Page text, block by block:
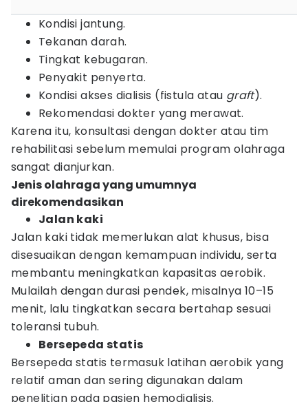
Kondisi jantung.
Tekanan darah.
Tingkat kebugaran.
Penyakit penyerta.
Kondisi akses dialisis (fistula atau graft).
Rekomendasi dokter yang merawat.
Karena itu, konsultasi dengan dokter atau tim
rehabilitasi sebelum memulai program olahraga
sangat dianjurkan.
Jenis olahraga yang umumnya
direkomendasikan
Jalan kaki
Jalan kaki tidak memerlukan alat khusus, bisa
disesuaikan dengan kemampuan individu, serta
membantu meningkatkan kapasitas aerobik.
Mulailah dengan durasi pendek, misalnya 10–15
menit, lalu tingkatkan secara bertahap sesuai
toleransi tubuh.
Bersepeda statis
Bersepeda statis termasuk latihan aerobik yang
relatif aman dan sering digunakan dalam
penelitian pada pasien hemodialisis.